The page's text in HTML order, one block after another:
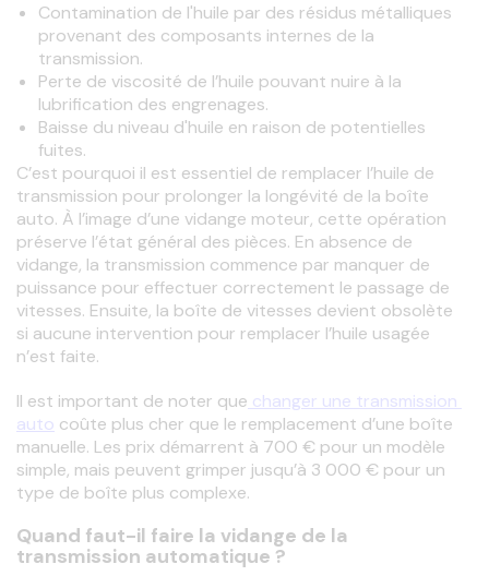
Contamination de l'huile par des résidus métalliques
provenant des composants internes de la
transmission.
Perte de viscosité de l’huile pouvant nuire à la
lubrification des engrenages.
Baisse du niveau d'huile en raison de potentielles
fuites.
C’est pourquoi il est essentiel de remplacer l’huile de
transmission pour prolonger la longévité de la boîte
auto. À l’image d’une vidange moteur, cette opération
préserve l’état général des pièces. En absence de
vidange, la transmission commence par manquer de
puissance pour effectuer correctement le passage de
vitesses. Ensuite, la boîte de vitesses devient obsolète
si aucune intervention pour remplacer l’huile usagée
n’est faite.
Il est important de noter que changer une transmission
auto coûte plus cher que le remplacement d’une boîte
manuelle. Les prix démarrent à 700 € pour un modèle
simple, mais peuvent grimper jusqu’à 3 000 € pour un
type de boîte plus complexe.
Quand faut-il faire la vidange de la
transmission automatique ?